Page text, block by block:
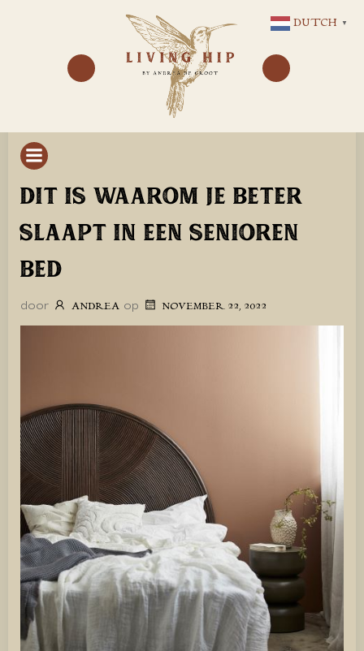
NAAR
DE
INHOUD
DIT IS WAAROM JE BETER
SLAAPT IN EEN SENIOREN
BED
door ANDREA op NOVEMBER 22, 2022
DUTCH ▼